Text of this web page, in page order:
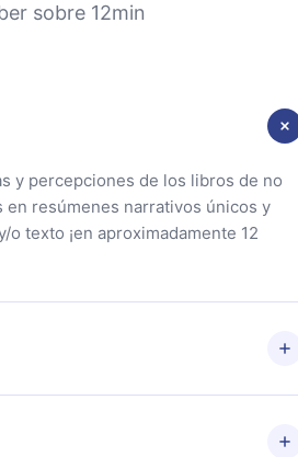
sobre 12min
y percepciones de los libros de no
resúmenes narrativos únicos y
texto ¡en aproximadamente 12
disfrutar de nuestra biblioteca. Si por
simplemente contacta a